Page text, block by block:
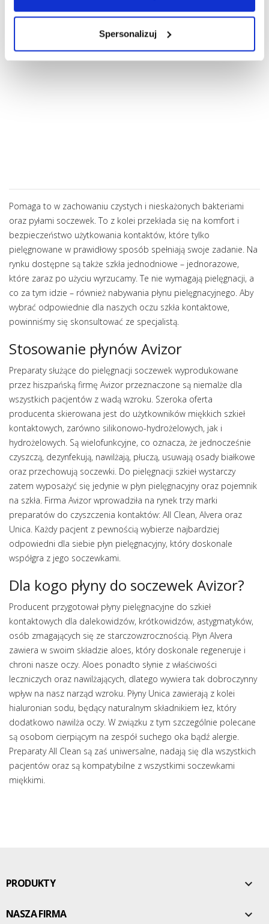
Spersonalizuj
14,95 zł
Pomaga to w zachowaniu czystych i nieskażonych bakteriami
oraz pyłami soczewek. To z kolei przekłada się na komfort i
bezpieczeństwo użytkowania kontaktów, które tylko
pielęgnowane w prawidłowy sposób spełniają swoje zadanie. Na
rynku dostępne są także szkła jednodniowe – jednorazowe,
które zaraz po użyciu wyrzucamy. Te nie wymagają pielęgnacji, a
co za tym idzie – również nabywania płynu pielęgnacyjnego. Aby
wybrać odpowiednie dla naszych oczu szkła kontaktowe,
powinniśmy się skonsultować ze specjalistą.
Stosowanie płynów Avizor
Preparaty służące do pielęgnacji soczewek wyprodukowane
przez hiszpańską firmę Avizor przeznaczone są niemalże dla
wszystkich pacjentów z wadą wzroku. Szeroka oferta
producenta skierowana jest do użytkowników miękkich szkieł
kontaktowych, zarówno silikonowo-hydrożelowych, jak i
hydrożelowych. Są wielofunkcyjne, co oznacza, że jednocześnie
czyszczą, dezynfekują, nawilżają, płuczą, usuwają osady białkowe
oraz przechowują soczewki. Do pielęgnacji szkieł wystarczy
zatem wyposażyć się jedynie w płyn pielęgnacyjny oraz pojemnik
na szkła. Firma Avizor wprowadziła na rynek trzy marki
preparatów do czyszczenia kontaktów: All Clean, Alvera oraz
Unica. Każdy pacjent z pewnością wybierze najbardziej
odpowiedni dla siebie płyn pielęgnacyjny, który doskonale
współgra z jego soczewkami.
Dla kogo płyny do soczewek Avizor?
Producent przygotował płyny pielęgnacyjne do szkieł
kontaktowych dla dalekowidzów, krótkowidzów, astygmatyków,
osób zmagających się ze starczowzrocznością. Płyn Alvera
zawiera w swoim składzie aloes, który doskonale regeneruje i
chroni nasze oczy. Aloes ponadto słynie z właściwości
leczniczych oraz nawilżających, dlatego wywiera tak dobroczynny
wpływ na nasz narząd wzroku. Płyny Unica zawierają z kolei
hialuronian sodu, będący naturalnym składnikiem łez, który
dodatkowo nawilża oczy. W związku z tym szczególnie polecane
są osobom cierpiącym na zespół suchego oka bądź alergie.
Preparaty All Clean są zaś uniwersalne, nadają się dla wszystkich
pacjentów oraz są kompatybilne z wszystkimi soczewkami
miękkimi.
PRODUKTY 
NASZA FIRMA 